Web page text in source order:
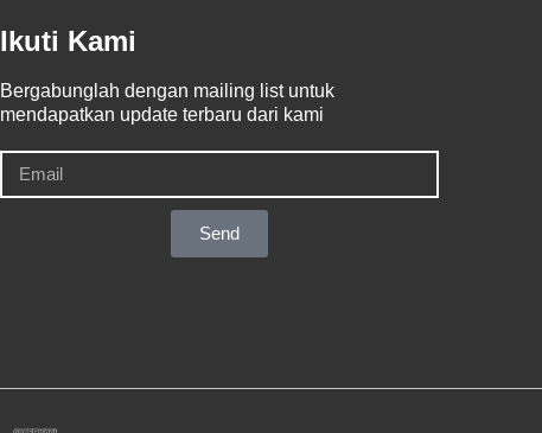
Ikuti Kami
Bergabunglah dengan mailing list untuk
mendapatkan update terbaru dari kami
Send